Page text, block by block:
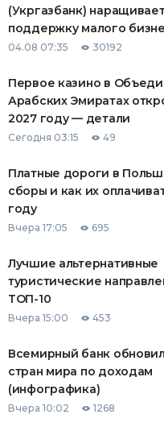
ПУТЕВОДИТЕЛИ ПО
СТРАХОВЫЕ КОМПАНИИ
ОТЗЫВЫ О СТРАХОВЫХ
ДОСТАВКА И ОПЛАТА
КОНТАКТЫ
(Укргазбанк)
поддержку малого
04.08 07:35 30192
Первое казино в
Арабских Эмиратах
2027 году — детали
Сегодня 03:15 49
Платные дороги в
сборы и как их
году
Вчера 17:05 695
Лучшие альтернативные
туристические
ТОП-10
Вчера 15:00 453
Всемирный банк
стран мира по доходам
(инфографика)
Вчера 10:02 1268